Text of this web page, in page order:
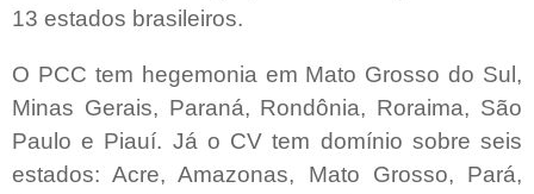
13 estados brasileiros.
O PCC tem hegemonia em Mato Grosso do Sul,
Minas Gerais, Paraná, Rondônia, Roraima, São
Paulo e Piauí. Já o CV tem domínio sobre seis
estados: Acre, Amazonas, Mato Grosso, Pará,